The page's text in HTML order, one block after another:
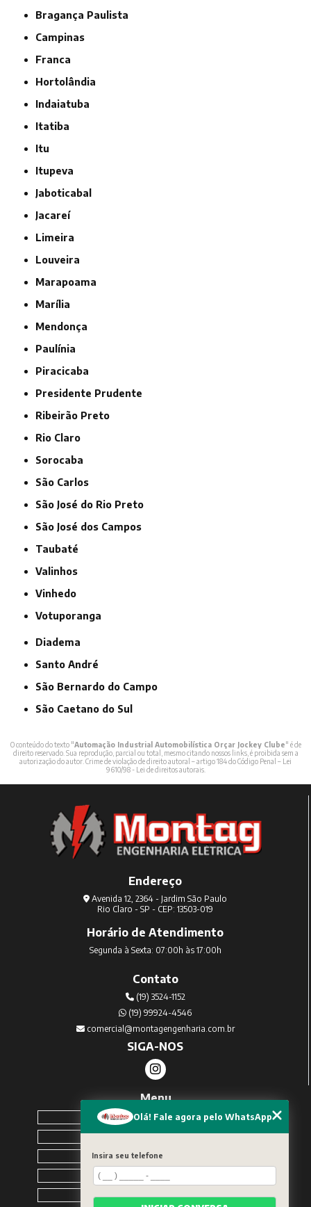
Bragança Paulista
Campinas
Franca
Hortolândia
Indaiatuba
Itatiba
Itu
Itupeva
Jaboticabal
Jacareí
Limeira
Louveira
Marapoama
Marília
Mendonça
Paulínia
Piracicaba
Presidente Prudente
Ribeirão Preto
Rio Claro
Sorocaba
São Carlos
São José do Rio Preto
São José dos Campos
Taubaté
Valinhos
Vinhedo
Votuporanga
Diadema
Santo André
São Bernardo do Campo
São Caetano do Sul
O conteúdo do texto "Automação Industrial Automobilística Orçar Jockey Clube" é de
direito reservado. Sua reprodução, parcial ou total, mesmo citando nossos links, é proibida sem a
autorização do autor. Crime de violação de direito autoral – artigo 184 do Código Penal –
Lei
9610/98 - Lei de direitos autorais.
Endereço
Avenida 12, 2364 - Jardim São Paulo
Rio Claro - SP - CEP: 13503-019
Horário de Atendimento
Segunda à Sexta: 07:00h às 17:00h
Contato
(19) 3524-1152
(19) 99924-4546
comercial@montagengenharia.com.br
SIGA-NOS
Menu
Home
Sobre Nós
Serviços
Contato
Olá! Fale agora pelo WhatsApp
Insira seu telefone